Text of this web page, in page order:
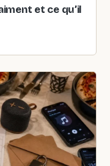
et ce qu’il